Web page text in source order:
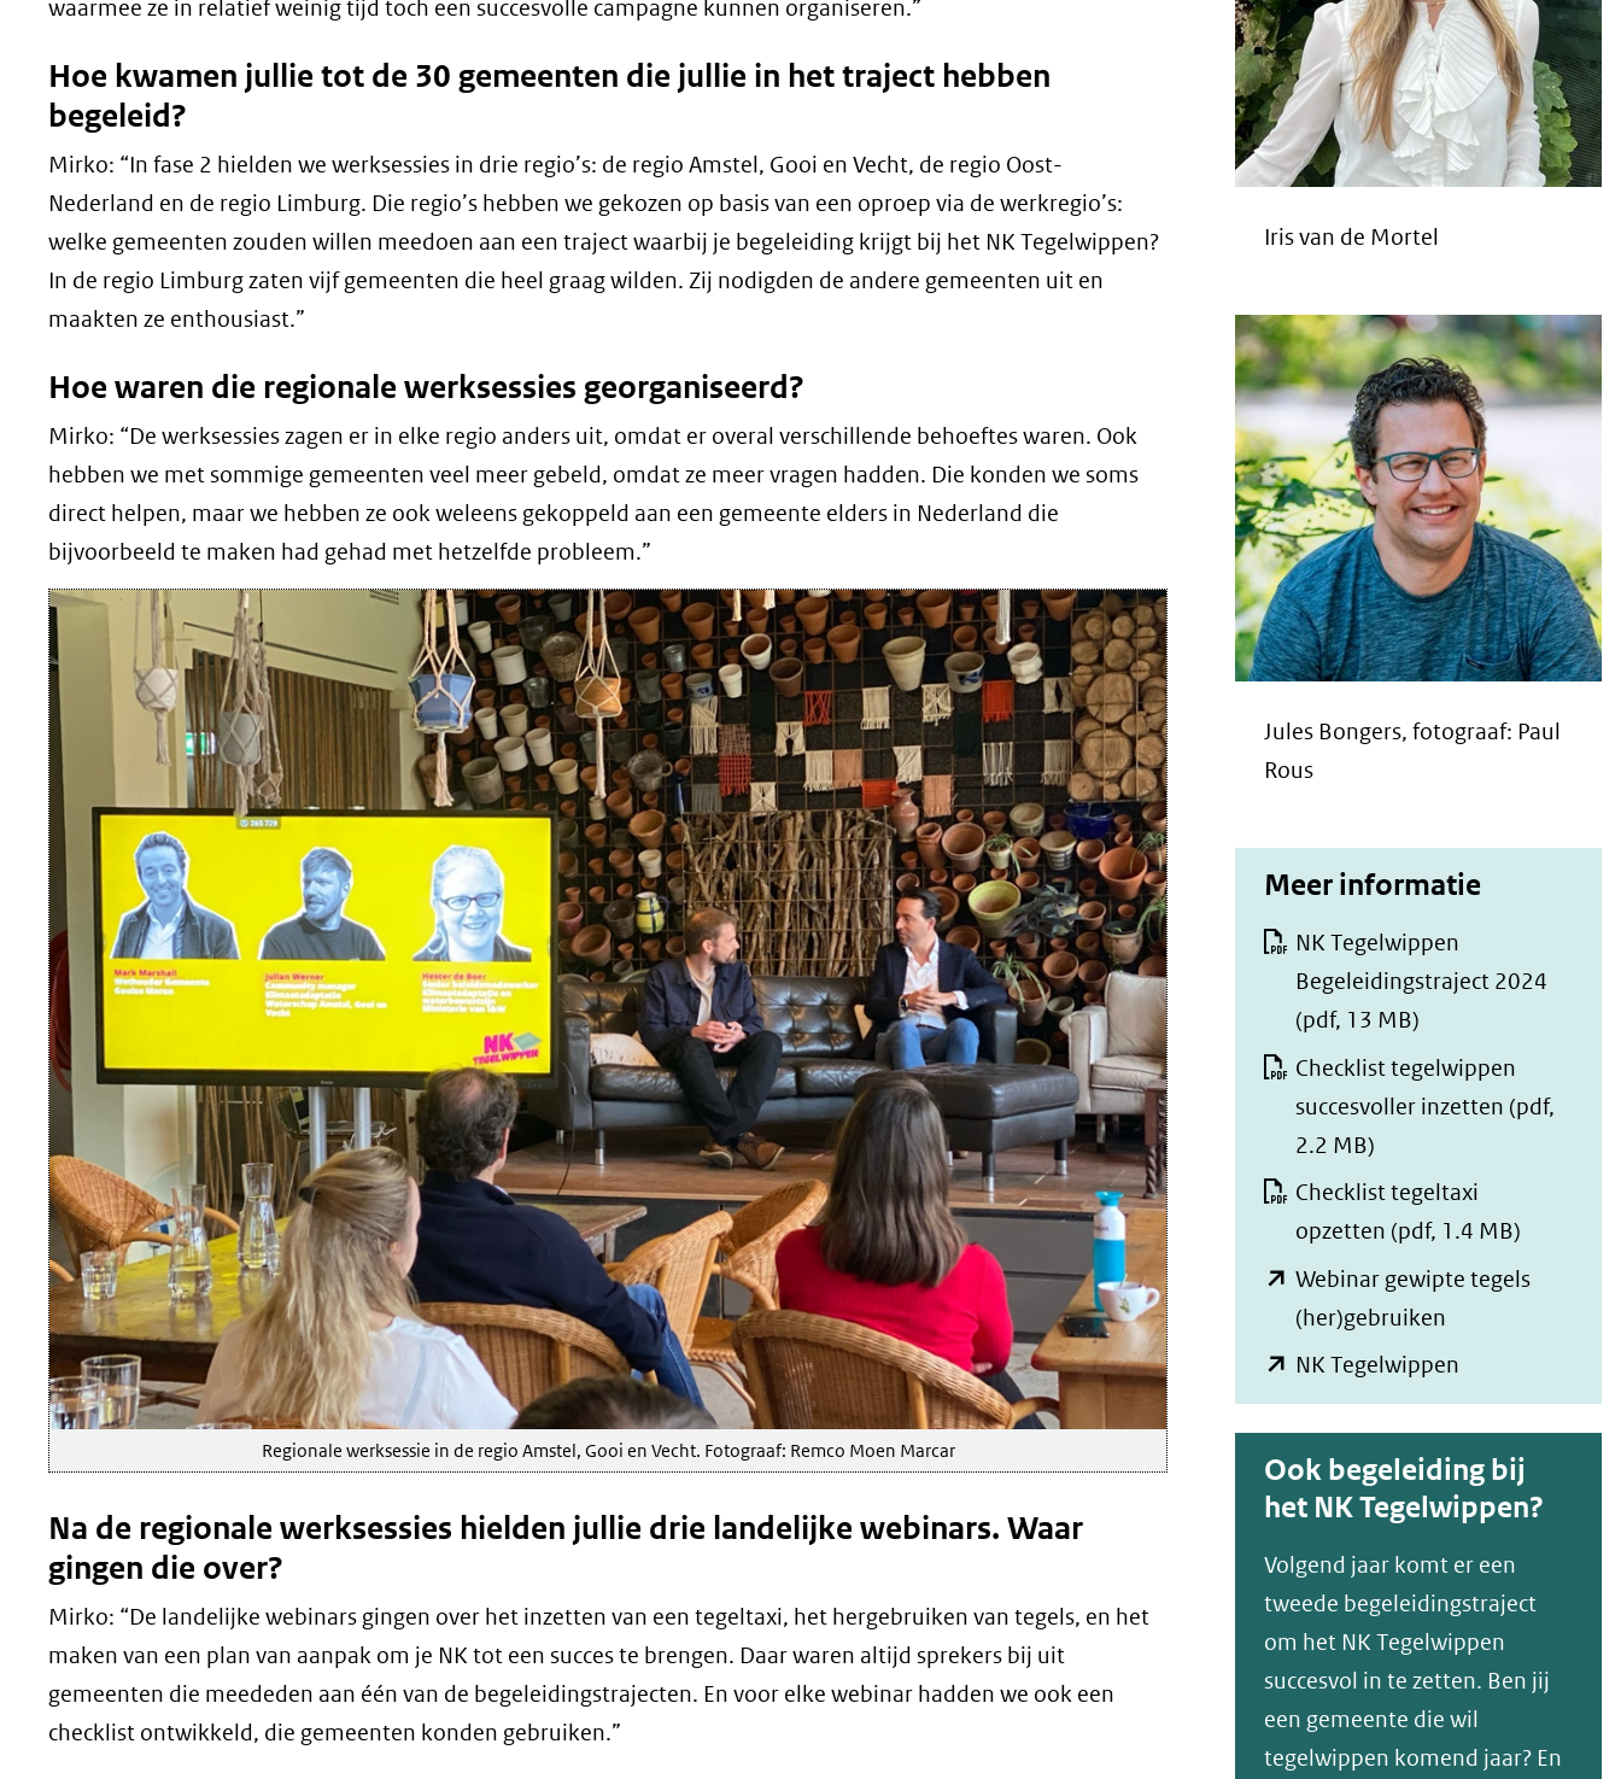
waarmee ze in relatief weinig tijd toch een succesvolle campagne kunnen organiseren.”
Hoe kwamen jullie tot de 30 gemeenten die jullie in het traject hebben
begeleid?
Mirko: “In fase 2 hielden we werksessies in drie regio’s: de regio Amstel, Gooi en Vecht, de regio Oost-
Nederland en de regio Limburg. Die regio’s hebben we gekozen op basis van een oproep via de werkregio’s:
welke gemeenten zouden willen meedoen aan een traject waarbij je begeleiding krijgt bij het NK Tegelwippen?
In de regio Limburg zaten vijf gemeenten die heel graag wilden. Zij nodigden de andere gemeenten uit en
maakten ze enthousiast.”
Hoe waren die regionale werksessies georganiseerd?
Mirko: “De werksessies zagen er in elke regio anders uit, omdat er overal verschillende behoeftes waren. Ook
hebben we met sommige gemeenten veel meer gebeld, omdat ze meer vragen hadden. Die konden we soms
direct helpen, maar we hebben ze ook weleens gekoppeld aan een gemeente elders in Nederland die
bijvoorbeeld te maken had gehad met hetzelfde probleem.”
Regionale werksessie in de regio Amstel, Gooi en Vecht. Fotograaf: Remco Moen Marcar
Na de regionale werksessies hielden jullie drie landelijke webinars. Waar
gingen die over?
Mirko: “De landelijke webinars gingen over het inzetten van een tegeltaxi, het hergebruiken van tegels, en het
maken van een plan van aanpak om je NK tot een succes te brengen. Daar waren altijd sprekers bij uit
gemeenten die meededen aan één van de begeleidingstrajecten. En voor elke webinar hadden we ook een
checklist ontwikkeld, die gemeenten konden gebruiken.”
Iris van de Mortel
Jules Bongers, fotograaf: Paul
Rous
Meer informatie
NK Tegelwippen
Begeleidingstraject 2024
(pdf, 13 MB)
Checklist tegelwippen
succesvoller inzetten (pdf,
2.2 MB)
Checklist tegeltaxi
opzetten (pdf, 1.4 MB)
Webinar gewipte tegels
(her)gebruiken
in
venster)
(verwijst
naar
website)
NK Tegelwippen
in
nieuw
venster)
(verwijst
naar
een
andere
website)
Ook begeleiding bij
het NK Tegelwippen?
Volgend jaar komt er een
tweede begeleidingstraject
om het NK Tegelwippen
succesvol in te zetten. Ben jij
een gemeente die wil
tegelwippen komend jaar? En